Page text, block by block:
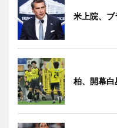
米上院、
柏、開幕